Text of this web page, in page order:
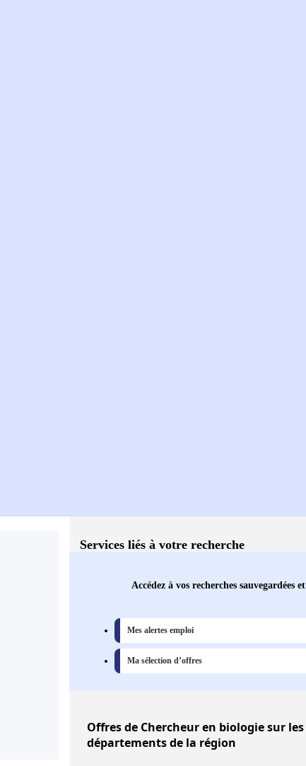
Services liés à votre recherche
Accédez à vos recherches sauvegardées
Mes alertes emploi
Ma sélection d’offres
Offresde Chercheur en biologie sur
départements de la région